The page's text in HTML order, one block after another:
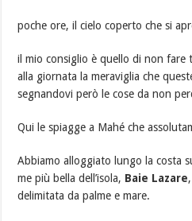
poche ore, il cielo coperto che si
il mio consiglio è quello di non fare
alla giornata la meraviglia che
segnandovi però le cose da non
Qui le spiagge a Mahé che
Abbiamo alloggiato lungo la costa
me più bella dell’isola, Baie Lazare
delimitata da palme e mare.